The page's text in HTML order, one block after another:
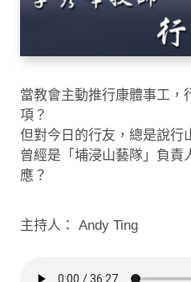
當教會主動推行康體事工，
項？
但對今日的行友，總是說行
曾經是「埔浸山藝隊」負責
應？
主持人： Andy Ting